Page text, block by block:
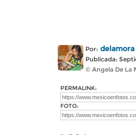
Por: delamora
Publicada:
© Angela De La
PERMALINK:
FOTO: